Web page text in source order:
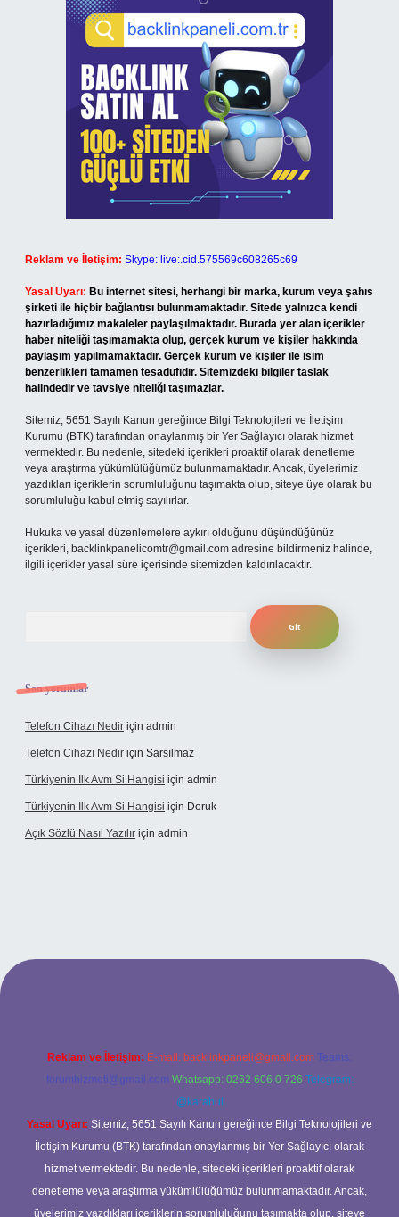
Reklam ve İletişim: Skype: live:.cid.575569c608265c69
Yasal Uyarı: Bu internet sitesi, herhangi bir marka, kurum veya şahıs
şirketi ile hiçbir bağlantısı bulunmamaktadır. Sitede yalnızca kendi
hazırladığımız makaleler paylaşılmaktadır. Burada yer alan içerikler
haber niteliği taşımamakta olup, gerçek kurum ve kişiler hakkında
paylaşım yapılmamaktadır. Gerçek kurum ve kişiler ile isim
benzerlikleri tamamen tesadüfidir. Sitemizdeki bilgiler taslak
halindedir ve tavsiye niteliği taşımazlar.
Sitemiz, 5651 Sayılı Kanun gereğince Bilgi Teknolojileri ve İletişim
Kurumu (BTK) tarafından onaylanmış bir Yer Sağlayıcı olarak hizmet
vermektedir. Bu nedenle, sitedeki içerikleri proaktif olarak denetleme
veya araştırma yükümlülüğümüz bulunmamaktadır. Ancak, üyelerimiz
yazdıkları içeriklerin sorumluluğunu taşımakta olup, siteye üye olarak bu
sorumluluğu kabul etmiş sayılırlar.
Hukuka ve yasal düzenlemelere aykırı olduğunu düşündüğünüz
içerikleri, backlinkpanelicomtr@gmail.com adresine bildirmeniz halinde,
ilgili içerikler yasal süre içerisinde sitemizden kaldırılacaktır.
Son yorumlar
Telefon Cihazı Nedir için admin
Telefon Cihazı Nedir için Sarsılmaz
Türkiyenin Ilk Avm Si Hangisi için admin
Türkiyenin Ilk Avm Si Hangisi için Doruk
Açık Sözlü Nasıl Yazılır için admin
giriş adresi
Reklam ve İletişim: E-mail: backlinkpaneli@gmail.com Teams:
forumhizmeti@gmail.com Whatsapp: 0262 606 0 726 Telegram:
@karabul
Yasal Uyarı: Sitemiz, 5651 Sayılı Kanun gereğince Bilgi Teknolojileri ve
İletişim Kurumu (BTK) tarafından onaylanmış bir Yer Sağlayıcı olarak
hizmet vermektedir. Bu nedenle, sitedeki içerikleri proaktif olarak
denetleme veya araştırma yükümlülüğümüz bulunmamaktadır. Ancak,
üyelerimiz yazdıkları içeriklerin sorumluluğunu taşımakta olup, siteye